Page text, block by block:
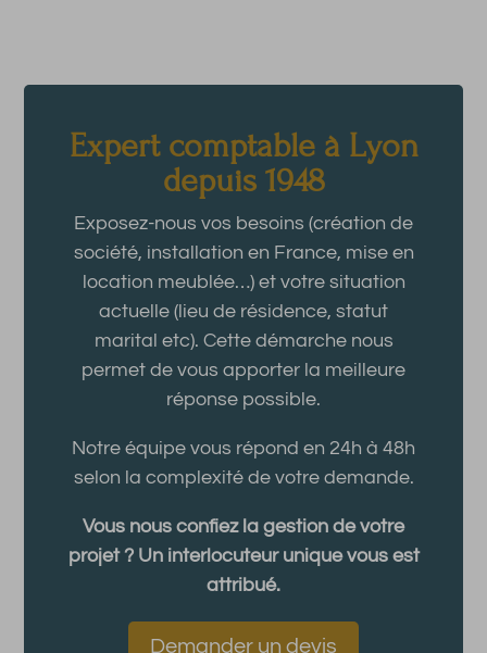
Expert comptable à Lyon
depuis 1948
Exposez-nous vos besoins (création de
société, installation en France, mise en
location meublée…) et votre situation
actuelle (lieu de résidence, statut
marital etc). Cette démarche nous
permet de vous apporter la meilleure
réponse possible.
Notre équipe vous répond en 24h à 48h
selon la complexité de votre demande.
Vous nous confiez la gestion de votre
projet ? Un interlocuteur unique vous est
attribué.
Demander un devis